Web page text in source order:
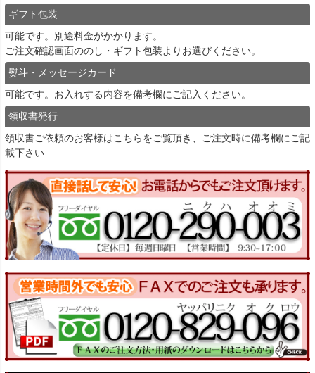
ギフト包装
可能です。別途料金がかかります。
ご注文確認画面ののし・ギフト包装よりお選びください。
熨斗・メッセージカード
可能です。お入れする内容を備考欄にご記入ください。
領収書発行
領収書ご依頼のお客様はこちらをご覧頂き、ご注文時に備考欄にご記
載下さい